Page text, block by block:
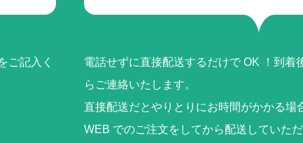
ご記入く
電話せずに直接配送するだけで OK ！到着
らご連絡いたします。
直接配送だとやりとりにお時間がかかる場
WEB でのご注⽂をしてから配送していた